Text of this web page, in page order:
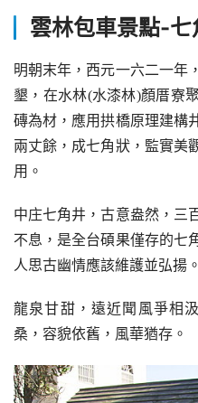
雲林包車景點-七
明朝末年，西元一六二一年
墾，在水林(水漆林)顏厝寮
磚為材，應用拱橋原理建構
兩丈餘，成七角狀，監實美
用。
中庄七角井，古意盎然，三
不息，是全台碩果僅存的七
人思古幽情應該維護並弘揚。
龍泉甘甜，遠近聞風爭相
桑，容貌依舊，風華猶存。